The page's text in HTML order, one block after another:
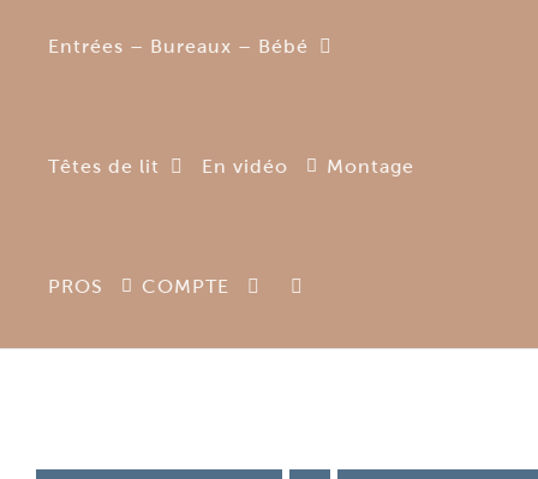
Entrées – Bureaux – Bébé
Têtes de lit En vidéo Montage
PROS COMPTE